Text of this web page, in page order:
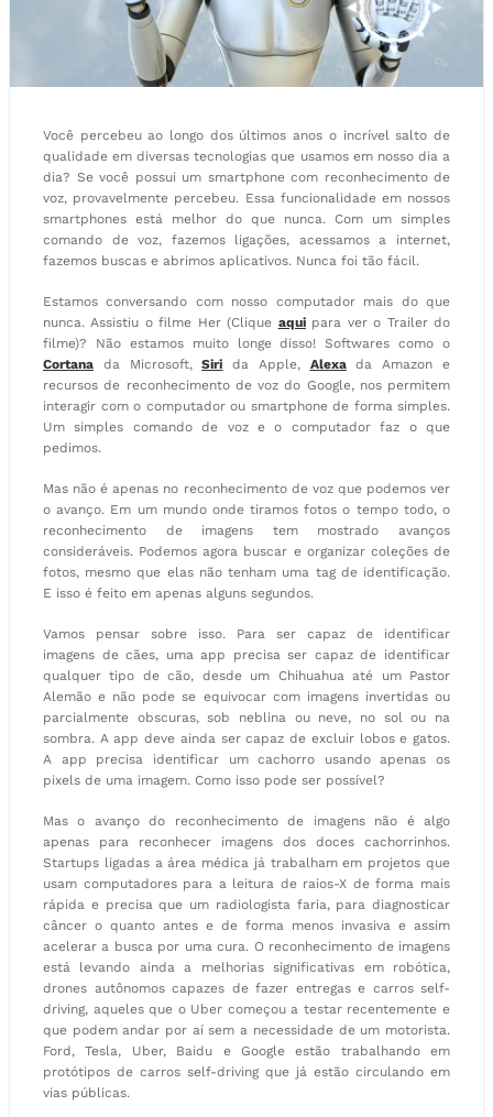
Você percebeu ao longo dos últimos anos o incrível salto de
qualidade em diversas tecnologias que usamos em nosso dia a
dia? Se você possui um smartphone com reconhecimento de
voz, provavelmente percebeu. Essa funcionalidade em nossos
smartphones está melhor do que nunca. Com um simples
comando de voz, fazemos ligações, acessamos a internet,
fazemos buscas e abrimos aplicativos. Nunca foi tão fácil.
Estamos conversando com nosso computador mais do que
nunca. Assistiu o filme Her (Clique aquipara ver o Trailer do
filme)? Não estamos muito longe disso! Softwares como o
Cortana da Microsoft,Siri da Apple, Alexada Amazon e
recursos de reconhecimento de voz do Google, nos permitem
interagir com o computador ou smartphone de forma simples.
Um simples comando de voz e o computador faz o que
pedimos.
Mas não é apenas no reconhecimento de voz que podemos ver
o avanço. Em um mundo onde tiramos fotos o tempo todo, o
reconhecimento de imagens tem mostrado avanços
consideráveis. Podemos agora buscar e organizar coleções de
fotos, mesmo que elas não tenham uma tag de identificação.
E isso é feito em apenas alguns segundos.
Vamos pensar sobre isso. Para ser capaz de identificar
imagens de cães, uma app precisa ser capaz de identificar
qualquer tipo de cão, desde um Chihuahua até um Pastor
Alemão e não pode se equivocar com imagens invertidas ou
parcialmente obscuras, sob neblina ou neve, no sol ou na
sombra. A app deve ainda ser capaz de excluir lobos e gatos.
A app precisa identificar um cachorro usando apenas os
pixels de uma imagem. Como isso pode ser possível?
Mas o avanço do reconhecimento de imagens não é algo
apenas para reconhecer imagens dos doces cachorrinhos.
Startups ligadas a área médica já trabalham em projetos que
usam computadores para a leitura de raios-X de forma mais
rápida e precisa que um radiologista faria, para diagnosticar
câncer o quanto antes e de forma menos invasiva e assim
acelerar a busca por uma cura. O reconhecimento de imagens
está levando ainda a melhorias significativas em robótica,
drones autônomos capazes de fazer entregas e carros self-
driving, aqueles que o Uber começou a testar recentemente e
que podem andar por aí sem a necessidade de um motorista.
Ford, Tesla, Uber, Baidu e Google estão trabalhando em
protótipos de carros self-driving que já estão circulando em
vias públicas.